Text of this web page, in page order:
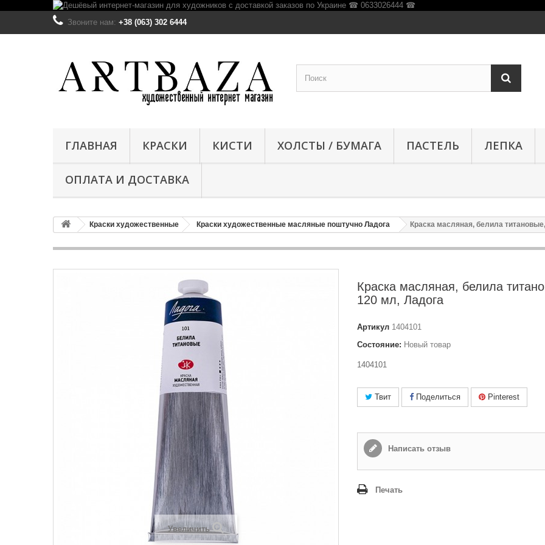
Звоните нам: +38 (063) 302 6444
ГЛАВНАЯ КРАСКИ КИСТИ ХОЛСТЫ / БУМАГА ПАСТЕЛЬ ЛЕПКА
ОПЛАТА И ДОСТАВКА
Краски художественные Краски художественные масляные поштучно Ладога Краска масляная, белила
Увеличить
Краска масляная, белила
120 мл, Ладога
Артикул 1404101
Состояние: Новый товар
1404101
Твит Поделиться Pinterest
Написать отзыв
Печать